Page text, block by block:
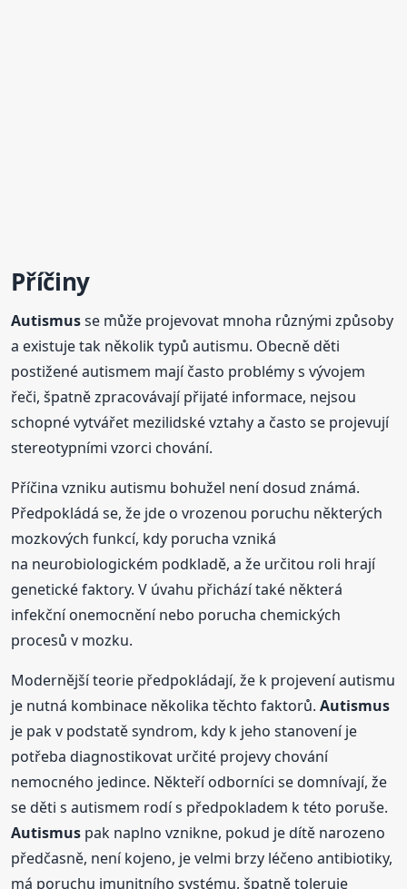
Příčiny
Autismusse může projevovat mnoha různými způsoby
a existuje tak několik typů autismu. Obecně děti
postižené autismem mají často problémy s vývojem
řeči, špatně zpracovávají přijaté informace, nejsou
schopné vytvářet mezilidské vztahy a často se projevují
stereotypními vzorci chování.
Příčina vzniku autismu bohužel není dosud známá.
Předpokládá se, že jde o vrozenou poruchu některých
mozkových funkcí, kdy porucha vzniká
na neurobiologickém podkladě, a že určitou roli hrají
genetické faktory. V úvahu přichází také některá
infekční onemocnění nebo porucha chemických
procesů v mozku.
Modernější teorie předpokládají, že k projevení autismu
je nutná kombinace několika těchto faktorů.Autismus
je pak v podstatě syndrom, kdy k jeho stanovení je
potřeba diagnostikovat určité projevy chování
nemocného jedince. Někteří odborníci se domnívají, že
se děti s autismem rodí s předpokladem k této poruše.
Autismus pak naplno vznikne, pokud je dítě narozeno
předčasně, není kojeno, je velmi brzy léčeno antibiotiky,
má poruchu imunitního systému, špatně toleruje